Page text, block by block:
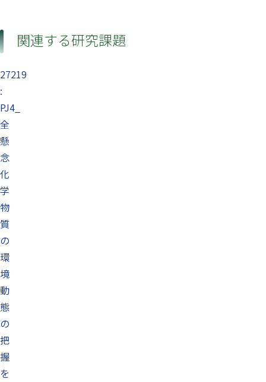
関連する研究課題
27219
:
PJ4_
全
懸
念
化
学
物
質
の
環
境
動
態
の
把
握
を